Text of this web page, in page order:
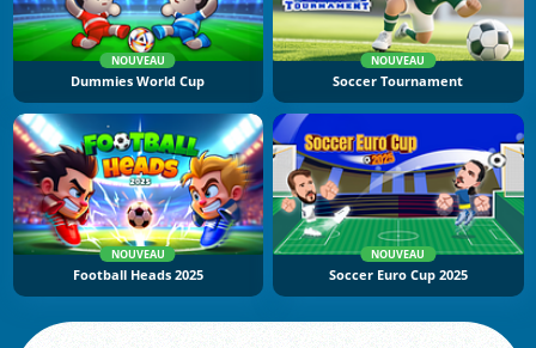
NOUVEAU
Dummies World Cup
NOUVEAU
Soccer Tournament
NOUVEAU
Football Heads 2025
NOUVEAU
Soccer Euro Cup 2025